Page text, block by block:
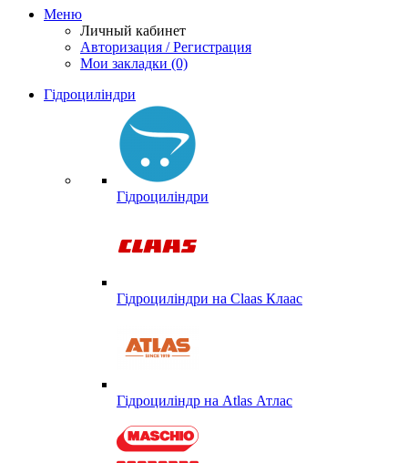
Меню
Личный кабинет
Авторизация / Регистрация
Мои закладки (0)
Гідроциліндри
Гідроциліндри
Гідроциліндри на Claas Клаас
Гідроциліндр на Atlas Атлас